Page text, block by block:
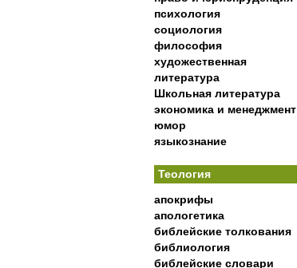
психология
социология
философия
художественная
литература
Школьная литература
экономика и менеджмент
юмор
языкознание
Теология
апокрифы
апологетика
библейские толкования
библиология
библейские словари